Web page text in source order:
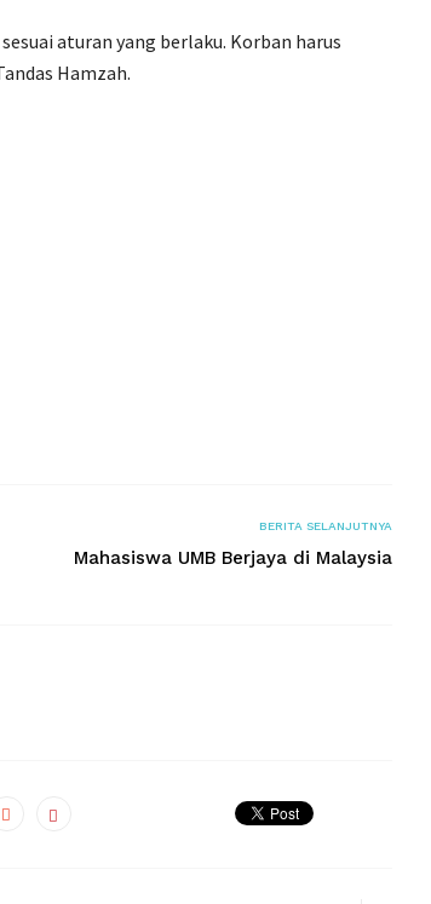
aturan yang berlaku. Korban harus
Hamzah.
BERITA SELANJUTNYA
Mahasiswa UMB Berjaya di Malaysia